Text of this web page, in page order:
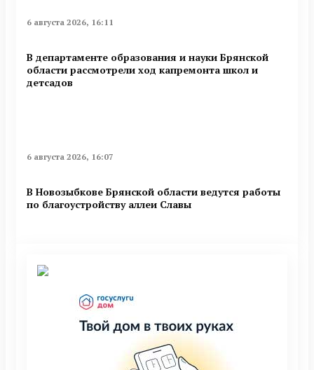
6 августа 2026, 16:11
В департаменте образования и науки Брянской
области рассмотрели ход капремонта школ и
детсадов
6 августа 2026, 16:07
В Новозыбкове Брянской области ведутся работы
по благоустройству аллеи Славы